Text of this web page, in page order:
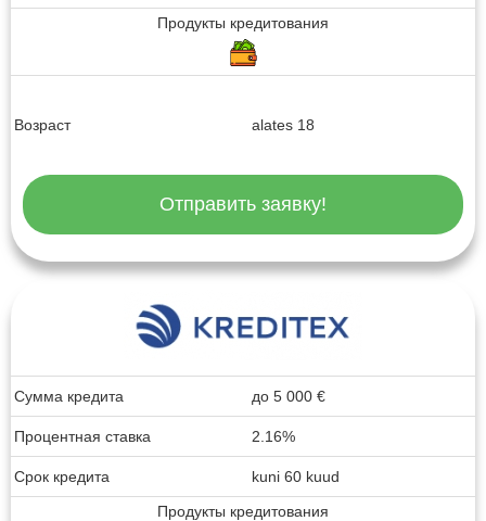
Продукты кредитования
Возраст alates 18
Отправить заявку!
Сумма кредита до 5 000 €
Процентная ставка 2.16%
Срок кредита
kuni 60 kuud
Продукты кредитования